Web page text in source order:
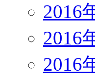
2016
2016
2016